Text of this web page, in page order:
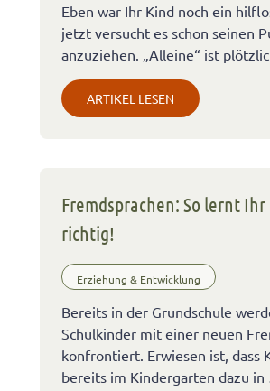
Eben war Ihr Kind noch ein
jetzt versucht es schon seinen
anzuziehen. „Alleine“ ist
ARTIKEL LESEN
Fremdsprachen: So lernt Ihr
richtig!
Erziehung & Entwicklung
Bereits in der Grundschule
Schulkinder mit einer neuen
konfrontiert. Erwiesen ist, dass
bereits im Kindergarten dazu